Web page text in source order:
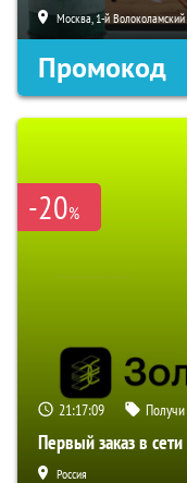
Москва, 1-й Волоколамский
Промокод
-20%
21:17:08
Первый заказ в
Россия